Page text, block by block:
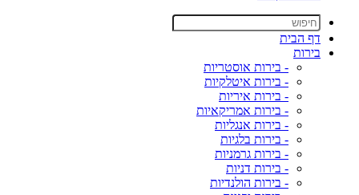
דף הבית
בירות
- בירות אוסטריות
- בירות איטלקיות
- בירות איריות
- בירות אמריקאיות
- בירות אנגליות
- בירות בלגיות
- בירות גרמניות
- בירות דניות
- בירות הולנדיות